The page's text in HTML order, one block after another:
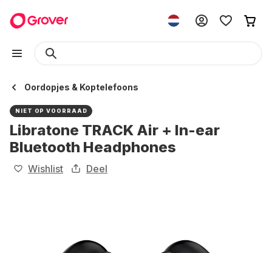
Oordopjes & Koptelefoons
NIET OP VOORRAAD
Libratone TRACK Air + In-ear
Bluetooth Headphones
Wishlist Deel